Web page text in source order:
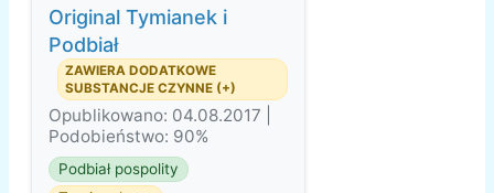
Original Tymianek i
Podbiał
ZAWIERA DODATKOWE
SUBSTANCJE CZYNNE (+)
Opublikowano: 04.08.2017 |
Podobieństwo: 90%
Podbiał pospolity